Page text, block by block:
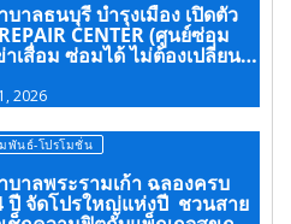
บาลธนบุรี บำรุงเมือง เปิดตัว
CENTER (ศูนย์ซ่อม
ข่าเสื่อม ซ่อมได้ ไม่ต้องเปลี่ยน
2026
พันธ์-โปรโมชั่น
บาลพระรามเก้า ฉลองครบ
ปี จัดโปรใหญ่แห่งปี ชวนสาย